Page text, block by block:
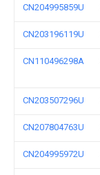
CN204995859U
CN203196119U
CN110496298A
CN203507296U
CN207804763U
CN204995972U